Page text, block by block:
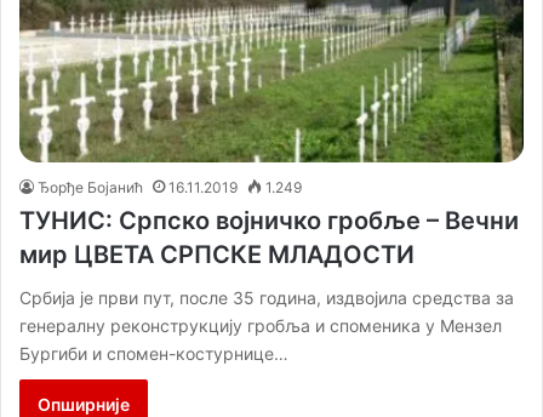
Ђорђе Бојанић 16.11.2019 1.249
ТУНИС: Српско војничко гробље – Вечни
мир ЦВЕТА СРПСКЕ МЛАДОСТИ
Србија је први пут, после 35 година, издвојила средства за
генералну реконструкцију гробља и споменика у Мензел
Бургиби и спомен-костурнице…
Опширније